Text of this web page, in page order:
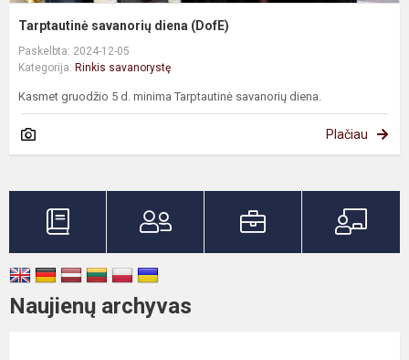
Tarptautinė savanorių diena (DofE)
Paskelbta: 2024-12-05
Kategorija: Rinkis savanorystę
Kasmet gruodžio 5 d. minima Tarptautinė savanorių diena.
Plačiau
Naujienų archyvas